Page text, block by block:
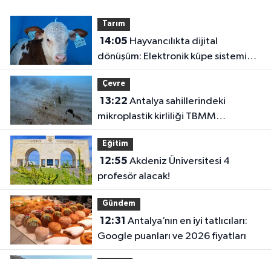
Tarım
14:05
dönüşüm: Elektronik küpe sistemi
başladı
Çevre
13:22
mikroplastik kirliliği TBMM
gündeminde!
Eğitim
12:55
profesör alacak!
Gündem
12:31
Google puanları ve 2026 fiyatları